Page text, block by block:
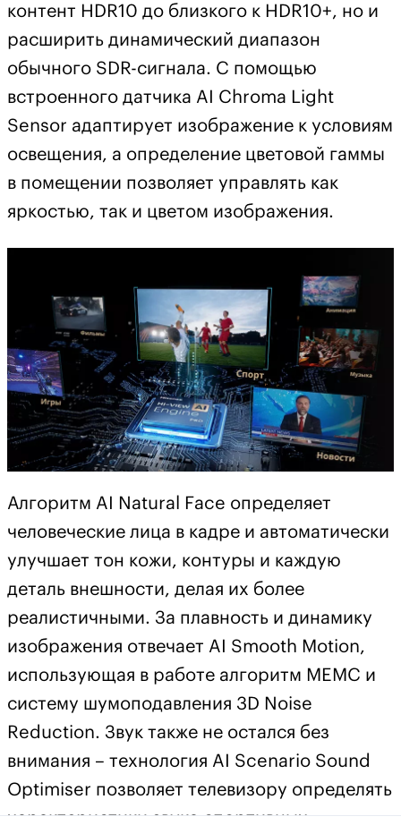
контент HDR10 до близкого к HDR10+, но и
расширить динамический диапазон
обычного SDR-сигнала. С помощью
встроенного датчика AI Chroma Light
Sensor адаптирует изображение к условиям
освещения, а определение цветовой гаммы
в помещении позволяет управлять как
яркостью, так и цветом изображения.
Алгоритм AI Natural Face определяет
человеческие лица в кадре и автоматически
улучшает тон кожи, контуры и каждую
деталь внешности, делая их более
реалистичными. За плавность и динамику
изображения отвечает AI Smooth Motion,
использующая в работе алгоритм MEMC и
систему шумоподавления 3D Noise
Reduction. Звук также не остался без
внимания – технология AI Scenario Sound
Optimiser позволяет телевизору определять
характеристики звука спортивных